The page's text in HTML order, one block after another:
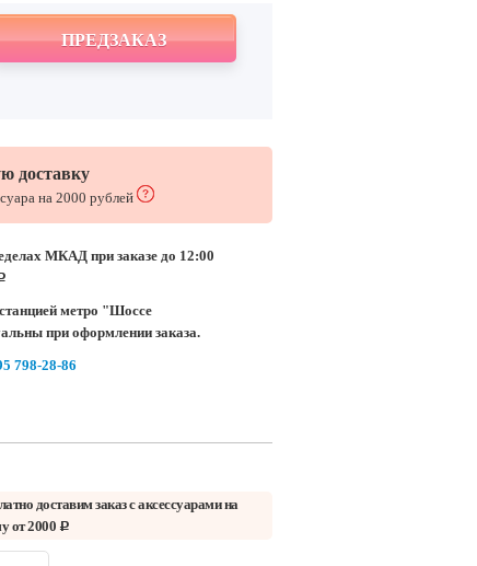
ПРЕДЗАКАЗ
доставку
на 2000 рублей
МКАД при заказе до 12:00
метро "Шоссе
при оформлении заказа.
798-28-86
доставим заказ с аксессуарами на
от 2000 c